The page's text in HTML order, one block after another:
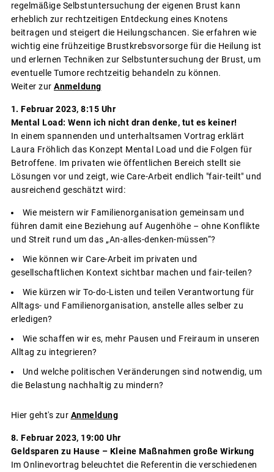
regelmäßige Selbstuntersuchung der eigenen Brust kann
erheblich zur rechtzeitigen Entdeckung eines Knotens
beitragen und steigert die Heilungschancen. Sie erfahren wie
wichtig eine frühzeitige Brustkrebsvorsorge für die Heilung ist
und erlernen Techniken zur Selbstuntersuchung der Brust, um
eventuelle Tumore rechtzeitig behandeln zu können.
Weiter zur Anmeldung
1. Februar 2023, 8:15 Uhr
Mental Load: Wenn ich nicht dran denke, tut es keiner!
In einem spannenden und unterhaltsamen Vortrag erklärt
Laura Fröhlich das Konzept Mental Load und die Folgen für
Betroffene. Im privaten wie öffentlichen Bereich stellt sie
Lösungen vor und zeigt, wie Care-Arbeit endlich "fair-teilt" und
ausreichend geschätzt wird:
Wie meistern wir Familienorganisation gemeinsam und
führen damit eine Beziehung auf Augenhöhe – ohne Konflikte
und Streit rund um das „An-alles-denken-müssen“?
Wie können wir Care-Arbeit im privaten und
gesellschaftlichen Kontext sichtbar machen und fair-teilen?
Wie kürzen wir To-do-Listen und teilen Verantwortung für
Alltags- und Familienorganisation, anstelle alles selber zu
erledigen?
Wie schaffen wir es, mehr Pausen und Freiraum in unseren
Alltag zu integrieren?
Und welche politischen Veränderungen sind notwendig, um
die Belastung nachhaltig zu mindern?
Hier geht's zur Anmeldung
8. Februar 2023, 19:00 Uhr
Geldsparen zu Hause – Kleine Maßnahmen große Wirkung
Im Onlinevortrag beleuchtet die Referentin die verschiedenen